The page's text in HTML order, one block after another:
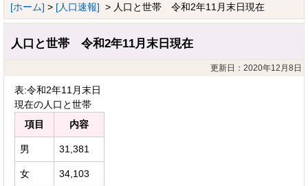
[ホーム] > [人口速報] > 人口と世帯 令和2年11月末日現在
人口と世帯 令和2年11月末日現在
更新日：2020年12月8日
表:令和2年11月末日
現在の人口と世帯
項目
内容
男 31,381
女 34,103